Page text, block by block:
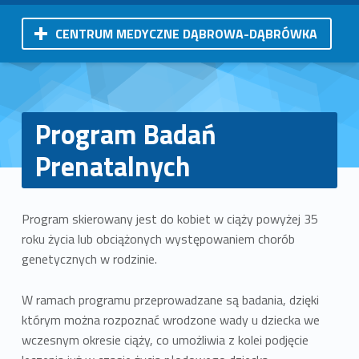
CENTRUM MEDYCZNE DĄBROWA-DĄBRÓWKA
Program Badań
Prenatalnych
Program skierowany jest do kobiet w ciąży powyżej 35
roku życia lub obciążonych występowaniem chorób
genetycznych w rodzinie.
W ramach programu przeprowadzane są badania, dzięki
którym można rozpoznać wrodzone wady u dziecka we
wczesnym okresie ciąży, co umożliwia z kolei podjęcie